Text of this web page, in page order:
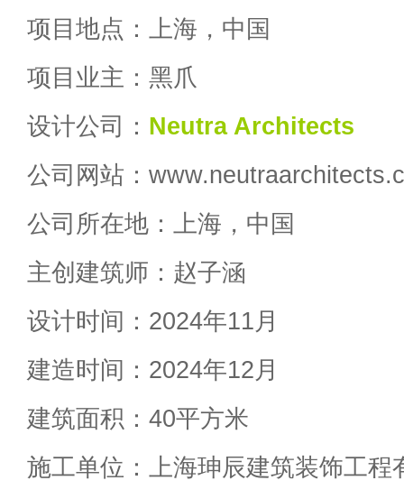
项目地点：上海，中国
项目业主：黑爪
设计公司： Neutra Architects
公司网站：
公司所在地：上海，中国
主创建筑师：赵子涵
设计时间：2024年11月
建造时间：2024年12月
建筑面积：40平方米
施工单位：上海珅辰建筑装饰工程